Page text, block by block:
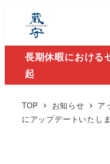
長期休暇における
起
TOP お知らせ ア
にアップデートいたし